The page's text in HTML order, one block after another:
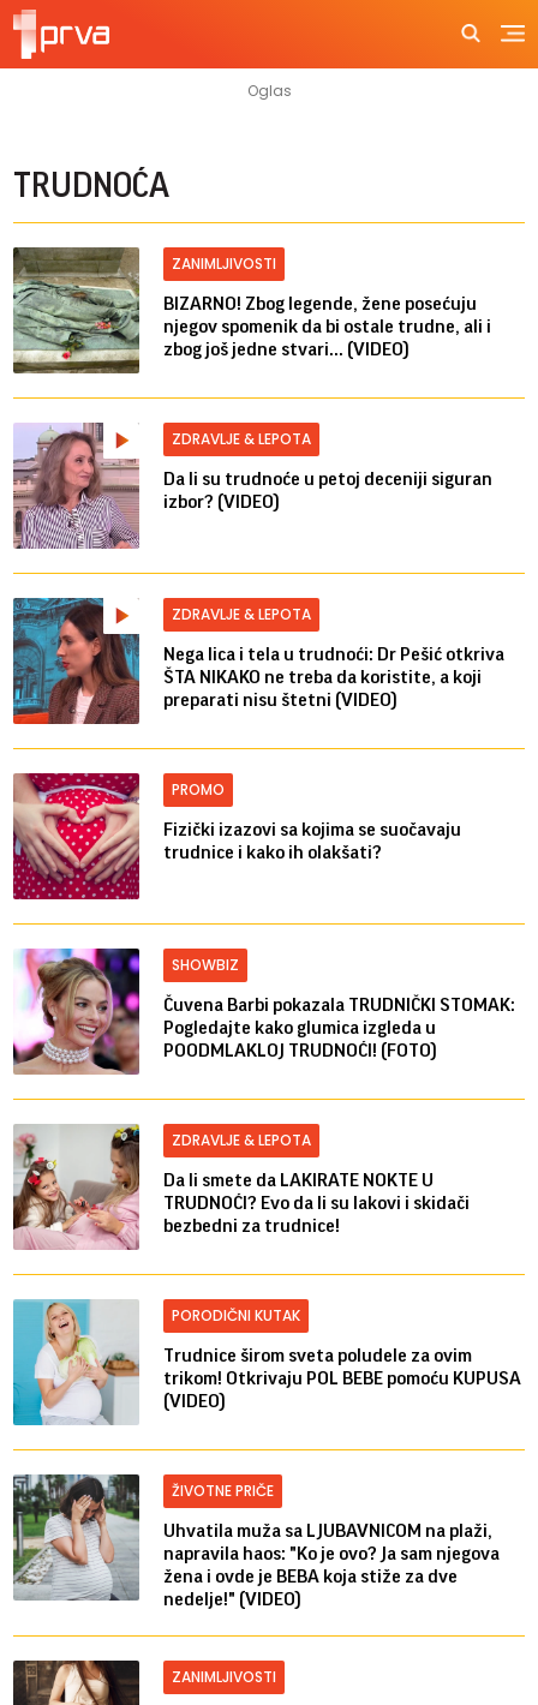
TRUDNOĆA
ZANIMLJIVOSTI
BIZARNO! Zbog legende, žene posećuju
njegov spomenik da bi ostale trudne, ali i
zbog još jedne stvari... (VIDEO)
ZDRAVLJE & LEPOTA
Da li su trudnoće u petoj deceniji siguran
izbor? (VIDEO)
ZDRAVLJE & LEPOTA
Nega lica i tela u trudnoći: Dr Pešić otkriva
ŠTA NIKAKO ne treba da koristite, a koji
preparati nisu štetni (VIDEO)
PROMO
Fizički izazovi sa kojima se suočavaju
trudnice i kako ih olakšati?
SHOWBIZ
Čuvena Barbi pokazala TRUDNIČKI STOMAK:
Pogledajte kako glumica izgleda u
POODMLAKLOJ TRUDNOĆI! (FOTO)
ZDRAVLJE & LEPOTA
Da li smete da LAKIRATE NOKTE U
TRUDNOĆI? Evo da li su lakovi i skidači
bezbedni za trudnice!
PORODIČNI KUTAK
Trudnice širom sveta poludele za ovim
trikom! Otkrivaju POL BEBE pomoću KUPUSA
(VIDEO)
ŽIVOTNE PRIČE
Uhvatila muža sa LJUBAVNICOM na plaži,
napravila haos: "Ko je ovo? Ja sam njegova
žena i ovde je BEBA koja stiže za dve
nedelje!" (VIDEO)
ZANIMLJIVOSTI